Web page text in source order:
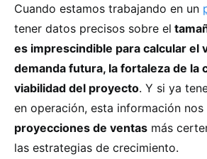
Cuando estamos trabajando en un
tener datos precisos sobre el
es imprescindible para calcular el
demanda futura, la fortaleza de la
viabilidad del proyecto. Y si ya
en operación, esta información
proyecciones de ventas más
las estrategias de crecimiento.